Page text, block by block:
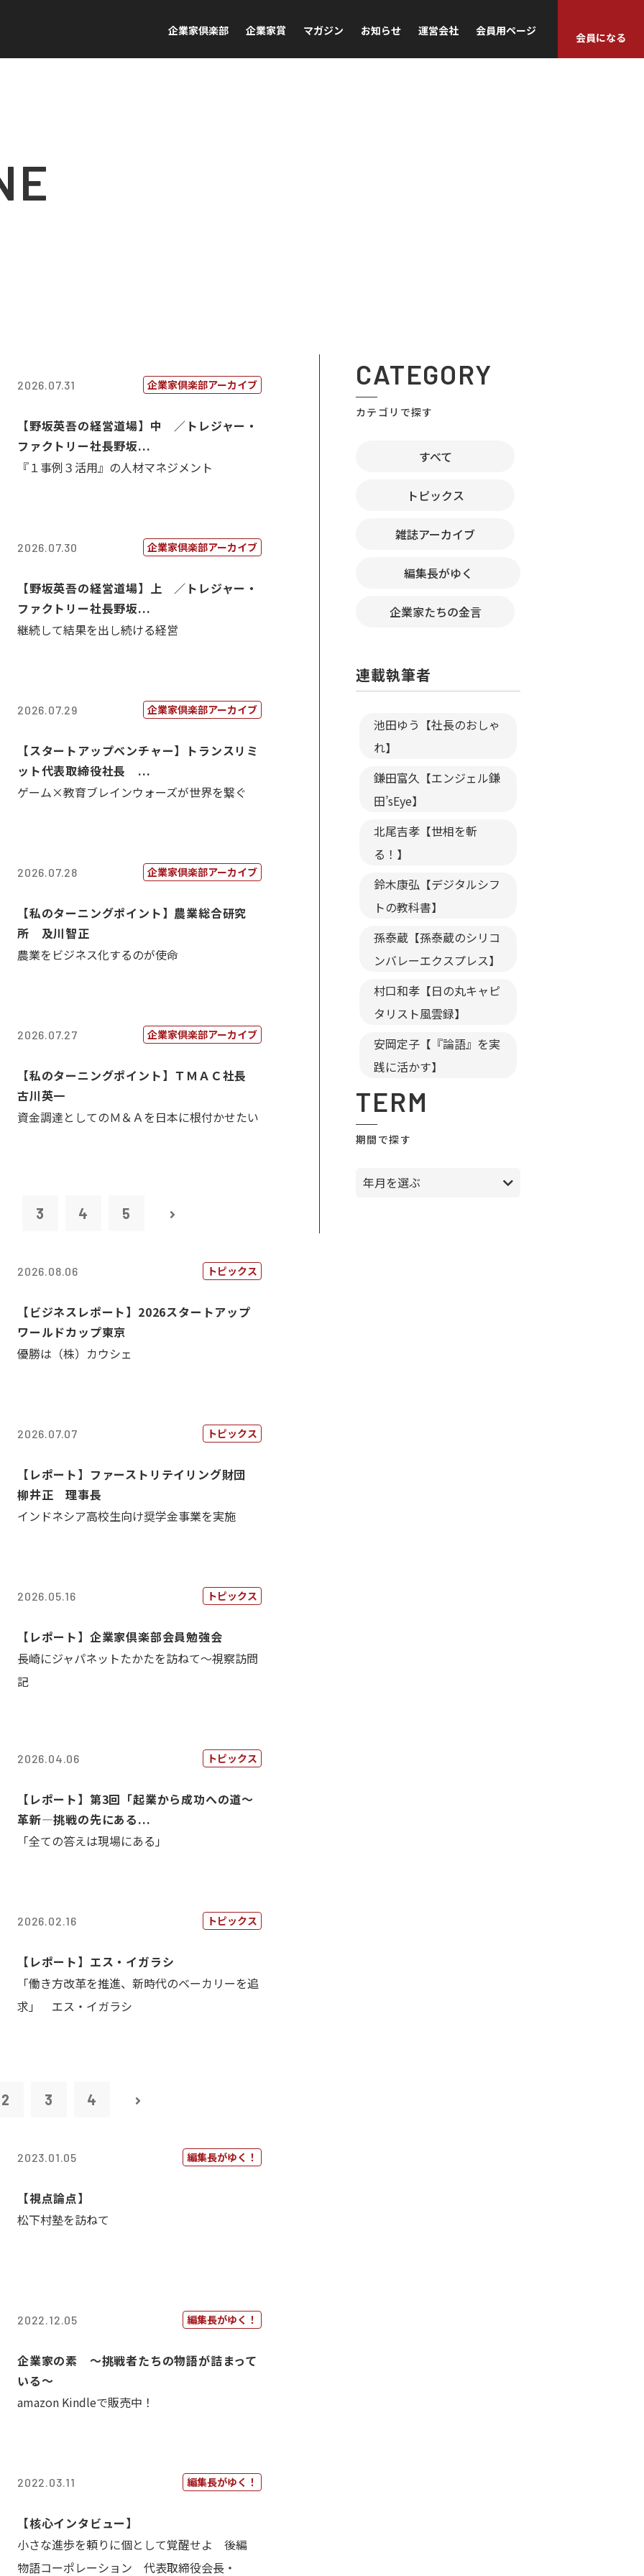
企業家倶楽部 企業家賞 マガジン お知らせ 運営会社 会員用ページ
会員になる
2026.07.31 企業家倶楽部アーカイブ
【野坂英吾の経営道場】中 ／トレジャー・
ファクトリー社長野坂...
『１事例３活用』の人材マネジメント
2026.07.30 企業家倶楽部アーカイブ
【野坂英吾の経営道場】上 ／トレジャー・
ファクトリー社長野坂...
継続して結果を出し続ける経営
2026.07.29 企業家倶楽部アーカイブ
【スタートアップベンチャー】トランスリミ
ット代表取締役社長 ...
ゲーム×教育ブレインウォーズが世界を繋ぐ
2026.07.28 企業家倶楽部アーカイブ
【私のターニングポイント】農業総合研究
所 及川智正
農業をビジネス化するのが使命
2026.07.27 企業家倶楽部アーカイブ
【私のターニングポイント】ＴＭＡＣ社長
古川英一
資金調達としてのＭ＆Ａを日本に根付かせたい
3 4 5
2026.08.06 トピックス
【ビジネスレポート】2026スタートアップ
ワールドカップ東京
優勝は（株）カウシェ
2026.07.07 トピックス
【レポート】ファーストリテイリング財団
柳井正 理事長
インドネシア高校生向け奨学金事業を実施
2026.05.16 トピックス
【レポート】企業家倶楽部会員勉強会
長崎にジャパネットたかたを訪ねて～視察訪問
記
2026.04.06 トピックス
【レポート】第3回「起業から成功への道～
革新―挑戦の先にある...
「全ての答えは現場にある」
2026.02.16 トピックス
【レポート】エス・イガラシ
「働き方改革を推進、新時代のベーカリーを追
求」 エス・イガラシ
2 3 4
2023.01.05 編集長がゆく！
【視点論点】
松下村塾を訪ねて
2022.12.05 編集長がゆく！
企業家の素 〜挑戦者たちの物語が詰まって
いる〜
amazon Kindleで販売中！
2022.03.11 編集長がゆく！
【核心インタビュー】
小さな進歩を頼りに個として覚醒せよ 後編
物語コーポレーション 代表取締役会長・
CATEGORY
カテゴリで探す
すべて
トピックス
雑誌アーカイブ
編集長がゆく
企業家たちの金言
連載執筆者
池田ゆう【社長のおしゃ
れ】
鎌田富久【エンジェル鎌
田’sEye】
北尾吉孝【世相を斬
る！】
鈴木康弘【デジタルシフ
トの教科書】
孫泰蔵【孫泰蔵のシリコ
ンバレーエクスプレス】
村口和孝【日の丸キャピ
タリスト風雲録】
安岡定子【『論語』を実
践に活かす】
TERM
期間で探す
年月を選ぶ